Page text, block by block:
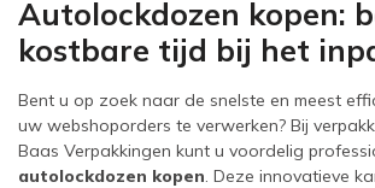
Autolockdozen kopen:
kostbare tijd bij het
Bent u op zoek naar de snelste en meest
uw webshoporders te verwerken? Bij
Baas Verpakkingen kunt u voordelig
autolockdozen kopen. Deze innovatieve